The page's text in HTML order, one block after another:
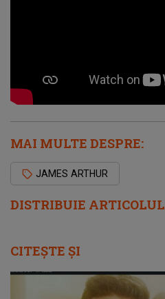
DISTRIBUIE ARTICOLUL
MAI MULTE DESPRE:
JAMES ARTHUR
CITEȘTE ȘI